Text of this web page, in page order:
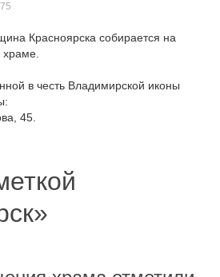
Красноярска собирается на
в честь Владимирской иконы
45.